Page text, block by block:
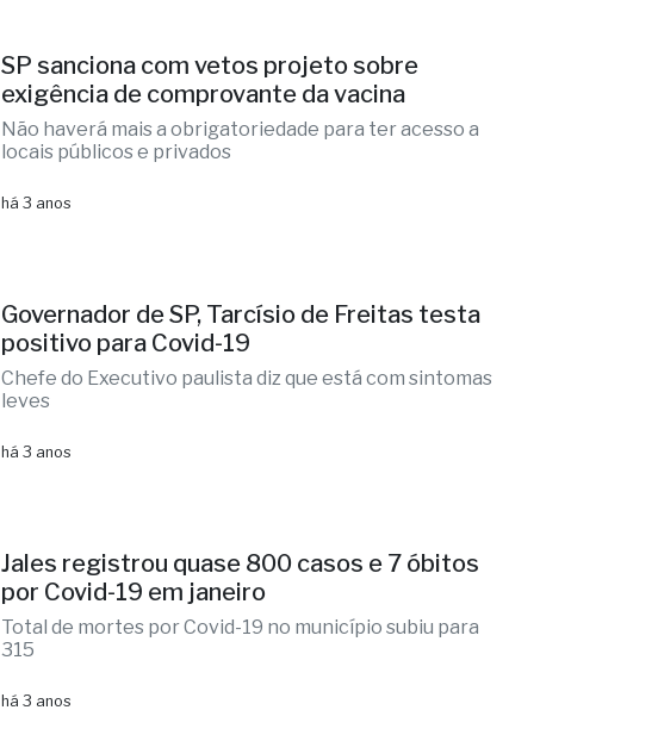
SP sanciona com vetos projeto sobre
exigência de comprovante da vacina
Não haverá mais a obrigatoriedade para ter acesso a
locais públicos e privados
há 3 anos
Governador de SP, Tarcísio de Freitas testa
positivo para Covid-19
Chefe do Executivo paulista diz que está com sintomas
leves
há 3 anos
Jales registrou quase 800 casos e 7 óbitos
por Covid-19 em janeiro
Total de mortes por Covid-19 no município subiu para
315
há 3 anos